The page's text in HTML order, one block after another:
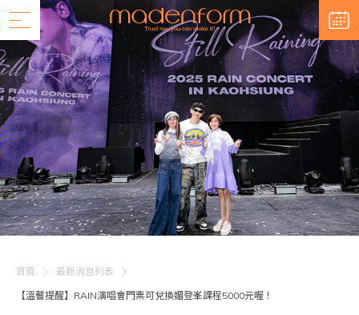
首頁
最新消息列表
【溫韾提醒】RAIN演唱會門票可兌換媚登峯課程5000元喔！